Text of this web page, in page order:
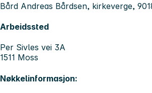
Bård Andreas Bårdsen, kirkeverge,
Arbeidssted
Per Sivles vei 3A
1511 Moss
Nøkkelinformasjon: